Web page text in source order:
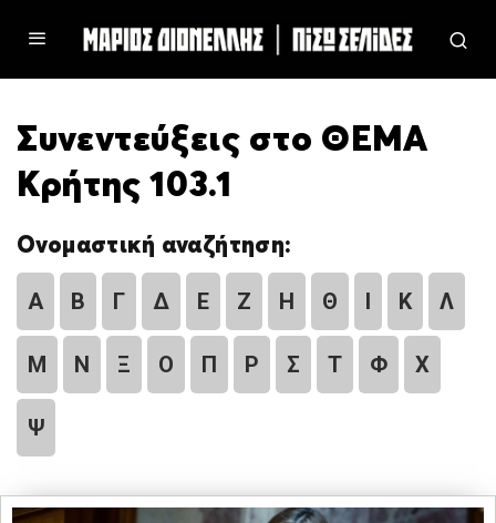
Συνεντεύξεις στο ΘΕΜΑ
Κρήτης 103.1
Ονομαστική αναζήτηση:
Α Β Γ Δ Ε Ζ Η Θ Ι Κ Λ
Μ Ν Ξ Ο Π Ρ Σ Τ Φ Χ
Ψ